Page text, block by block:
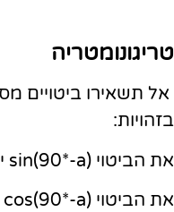
טריגונומטריה
אל תשאירו ביטויים
בזהויות:
את הביטוי sin(90*-a) יש להחליף ב- cos a.
את הביטוי cos(90*-a) יש להחליף ב- sin a.